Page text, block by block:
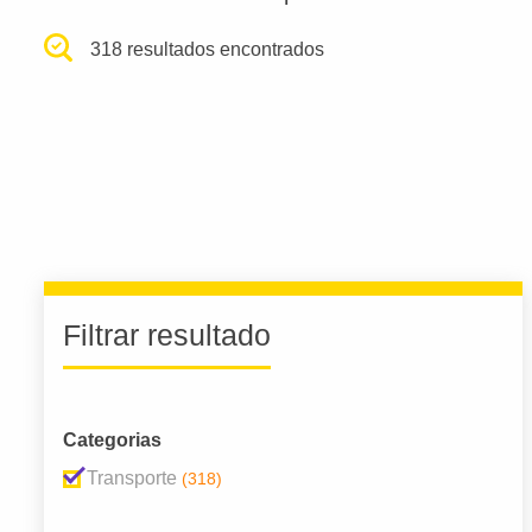
318 resultados encontrados
Filtrar resultado
Categorias
Transporte (318)